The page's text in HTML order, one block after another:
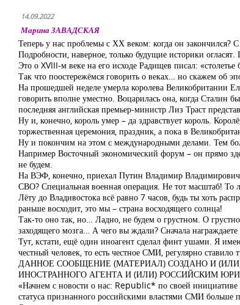
14.09.2022
Марина ЗАВАДСКАЯ
Теперь у нас проблемы с ХХ веком: когда он
Подробности, наверное, только будущие историки
Это о XVIII-м веке на его исходе Радищев писал:
Так что поостережёмся говорить о веках… но скажем об
На прошедшей неделе умерла королева Великобритании
говорить вполне уместно. Воцарилась она, когда Сталин
последняя английская премьер-министр Лиз Траст
Ну и, конечно, король умер – да здравствует король.
торжественная церемония, праздник, а пока в
Ну и покончим на этом с международными делами. Тем
Например Восточный экономический форум – он прямо
не будем.
На ВЭФ, конечно, приехал Путин Владимир
СВО? Специальная военная операция. Не тот масштаб! То
Лёту до Владивостока всё равно 7 часов, будь ты хоть
раньше восходит, это мы – страна восходящего солнца!
Так-то оно так, но… Ладно, не будем о грустном. О
заходящего мозга… А чего вы ждали? Сначала
Тут, кстати, ещё один иноагент сделал финт ушами. Я
честный человек, то есть честное СМИ, регулярно
ДАННОЕ СООБЩЕНИЕ (МАТЕРИАЛ) СОЗДАНО И
ИНОСТРАННОГО АГЕНТА И (ИЛИ) РОССИЙСКИМ
«Начнем с новости о нас: Republic* по своей инициативе
статуса признанного российскими властями СМИ больше